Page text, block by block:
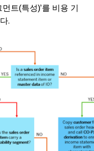
트(특성)’를 비용 기
.